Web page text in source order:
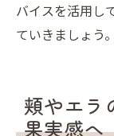
バイスを活用し
ていきましょう。
頬やエラ
果実感へ